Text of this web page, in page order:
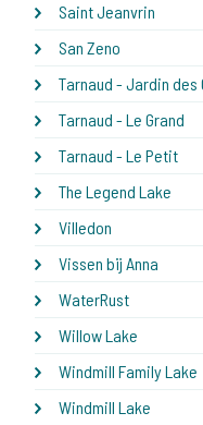
Saint Jeanvrin
San Zeno
Tarnaud - Jardin des
Tarnaud - Le Grand
Tarnaud - Le Petit
The Legend Lake
Villedon
Vissen bij Anna
WaterRust
Willow Lake
Windmill Family Lake
Windmill Lake